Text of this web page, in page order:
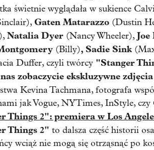
świetnie wyglądała w sukience
Gaten Matarazzo (Dustin
Natalia Dyer (Nancy Wheeler),Joe
(Billy), Sadie Sink
Duffer, czyli twórcy "Stanger
zobaczycie ekskluzywne
Kevina Tachmana, fotografa
jak Vogue, NYTimes, InStyle,
Things 2": premiera w Los
Things 2" to dalsza część historii
wciąż nie mogą się otrząsnąć po